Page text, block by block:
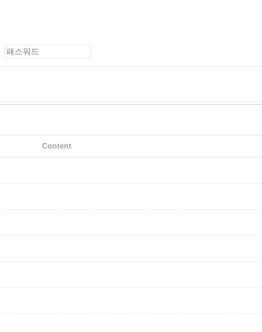
Content